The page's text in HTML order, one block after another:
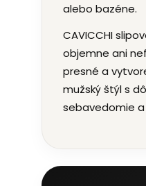
alebo bazéne.
CAVICCHI
objemne ani
presné a
mužský štýl s
sebavedomie a